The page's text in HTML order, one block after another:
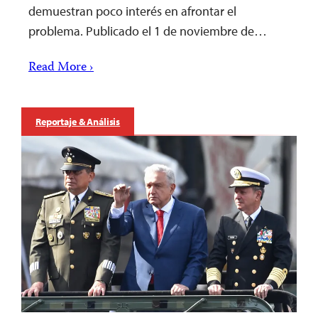
demuestran poco interés en afrontar el
problema. Publicado el 1 de noviembre de…
Read More ›
Reportaje & Análisis